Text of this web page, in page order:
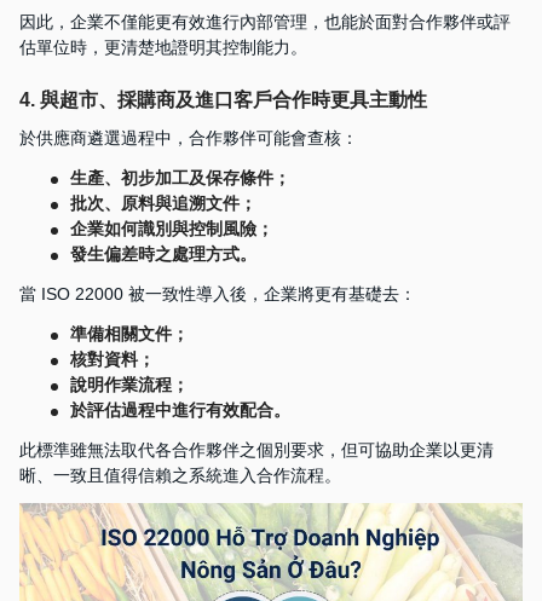
因此，企業不僅能更有效進行內部管理，也能於面對合作夥伴或評
估單位時，更清楚地證明其控制能力。
4. 與超市、採購商及進口客戶合作時更具主動性
於供應商遴選過程中，合作夥伴可能會查核：
生產、初步加工及保存條件；
批次、原料與追溯文件；
企業如何識別與控制風險；
發生偏差時之處理方式。
當 ISO 22000 被一致性導入後，企業將更有基礎去：
準備相關文件；
核對資料；
說明作業流程；
於評估過程中進行有效配合。
此標準雖無法取代各合作夥伴之個別要求，但可協助企業以更清
晰、一致且值得信賴之系統進入合作流程。